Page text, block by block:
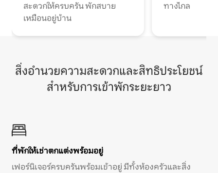
สะดวกให้ครบครัน พักสบาย
เหมือนอยู่บ้าน
ทางไกล
สิ่งอำนวยความสะดวกและสิทธิประโยชน์
สำหรับการเข้าพักระยะยาว
ที่พักให้เช่าตกแต่งพร้อมอยู่
เฟอร์นิเจอร์ครบครันพร้อมเข้าอยู่ มีทั้งห้องครัวและสิ่ง